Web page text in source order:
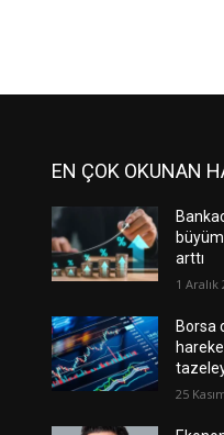
EN ÇOK OKUNAN
arttı
1 Aralık
Borsa
25